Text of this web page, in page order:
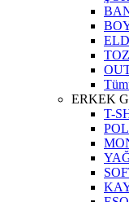
ERKEK
T-